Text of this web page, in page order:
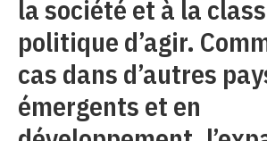
la société et à la
politique d’agir.
cas dans d’autres
émergents et en